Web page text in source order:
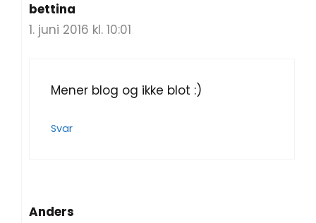
bettina
1. juni 2016 kl. 10:01
Mener blog og ikke blot :)
Svar
Anders